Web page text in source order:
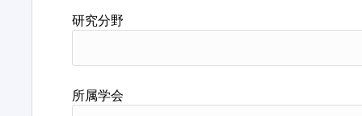
研究分野
所属学会